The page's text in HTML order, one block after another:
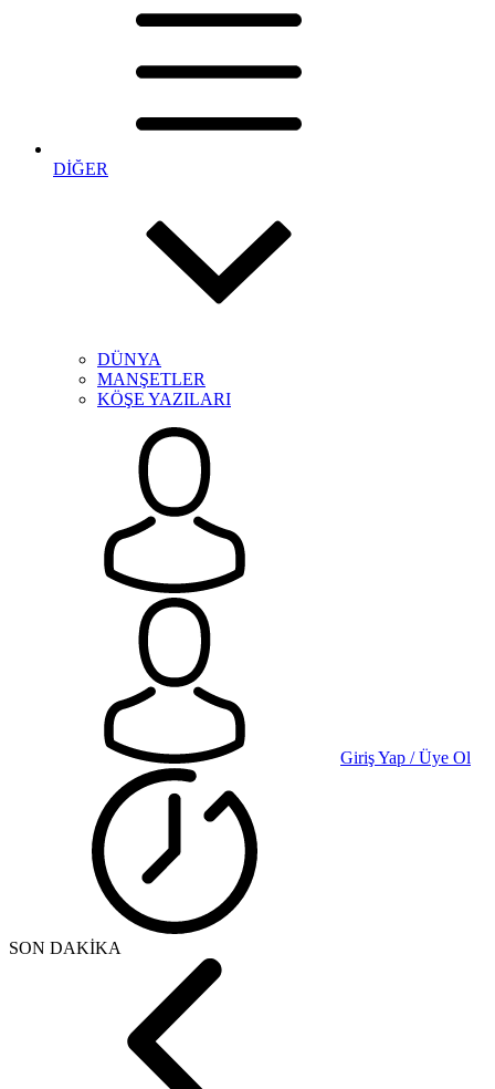
DİĞER
DÜNYA
MANŞETLER
KÖŞE YAZILARI
Giriş Yap / Üye Ol
SON DAKİKA